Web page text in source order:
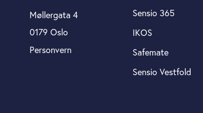
Møllergata 4
0179 Oslo
Personvern
Sensio 365
IKOS
Safemate
Sensio Vestfold